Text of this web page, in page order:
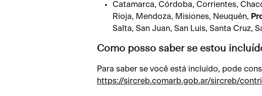
Catamarca, Córdoba, Corrientes,
Rioja, Mendoza, Misiones, Neuquén,
Salta, San Juan, San Luis, Santa Cruz,
Como posso saber se estou
Para saber se você está incluído, pode
https://sircreb.comarb.gob.ar/sircreb/